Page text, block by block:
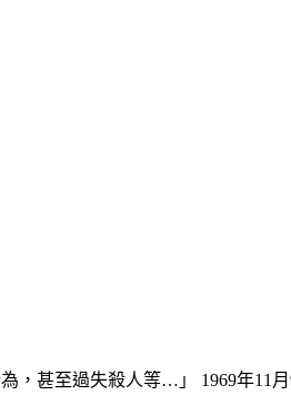
，甚至過失殺人等…」 1969年11